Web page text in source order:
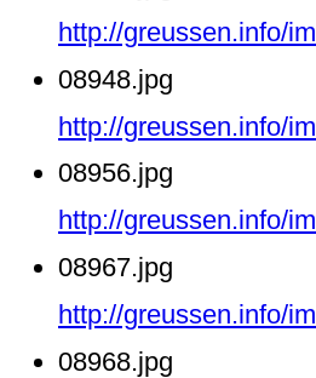
http://greussen.info/
08948.jpg
http://greussen.info/
08956.jpg
http://greussen.info/
08967.jpg
http://greussen.info/
08968.jpg